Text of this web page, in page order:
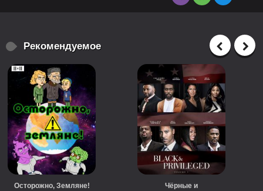
Рекомендуемое
Осторожно, Земляне!
Чёрные и